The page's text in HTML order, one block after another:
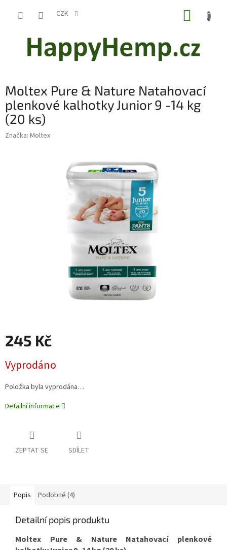
CZK
Moltex Pure & Nature Natahovací
plenkové kalhotky Junior 9 -14 kg
(20 ks)
Značka: Moltex
245 Kč
cena:
Vyprodáno
Položka byla vyprodána…
Detailní informace
ZEPTAT SE SDÍLET
Popis Podobné (4)
Detailní popis produktu
Moltex Pure & Nature Natahovací plenkové